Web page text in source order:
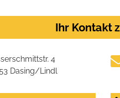
Ihr Kontakt
4
Dasing/Lindl